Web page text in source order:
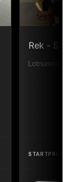
Rek -
Lotnummer
STARTPRIJS